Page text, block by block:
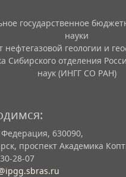
государственное
науки
нефтегазовой геологии и
Сибирского отделения
наук (ИНГГ СО РАН)
Федерация, 630090,
проспект Академика
28-07